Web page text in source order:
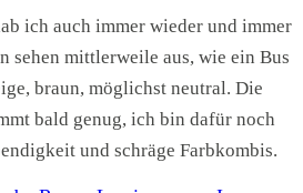
ich auch immer wieder und immer
sehen mittlerweile aus, wie ein Bus
braun, möglichst neutral. Die
bald genug, ich bin dafür noch
und schräge Farbkombis.